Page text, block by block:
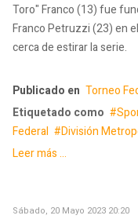
Toro" Franco (13) fue
Franco Petruzzi (23) en
cerca de estirar la serie.
Publicado en Torneo
Etiquetado como
Federal
División
Leer más ...
Sábado, 20 Mayo 2023 20:20